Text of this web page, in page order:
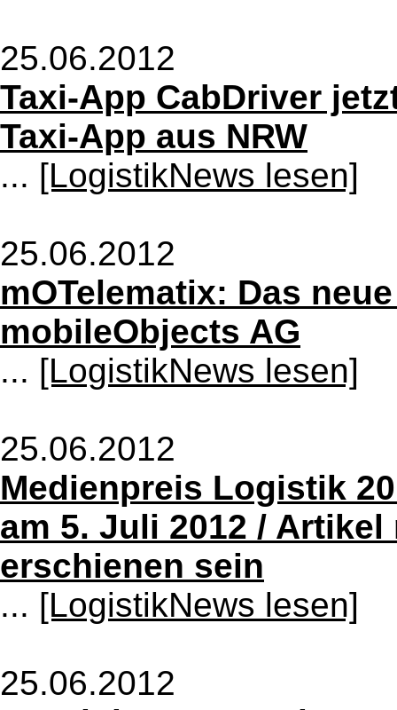
25.06.2012
Taxi-App CabDriver
Taxi-App aus NRW
... [LogistikNews lesen]
25.06.2012
mOTelematix: Das
mobileObjects AG
... [LogistikNews lesen]
25.06.2012
Medienpreis Logistik
am 5. Juli 2012 /
erschienen sein
... [LogistikNews lesen]
25.06.2012